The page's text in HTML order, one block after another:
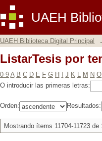
UAEH
ListarTesis por
UAEH Biblioteca Digital Principal
ListarTesis por
0-9 A B C D E F G H J K L M N O
O introducir las primeras letras:
Orden: Resultados:
Mostrando ítems 11704-11723 de